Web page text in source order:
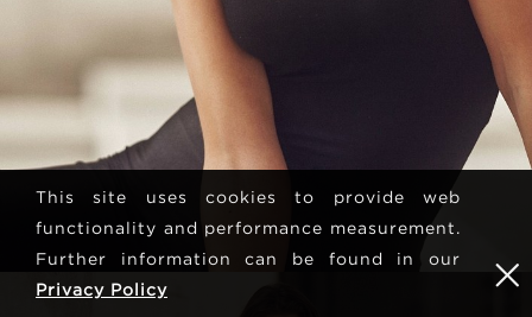
This site uses cookies to provide web
functionality and performance measurement.
Further information can be found in our
Privacy Policy